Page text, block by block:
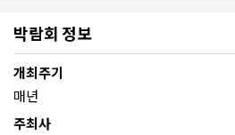
박람회 정보
개최주기
매년
주최사